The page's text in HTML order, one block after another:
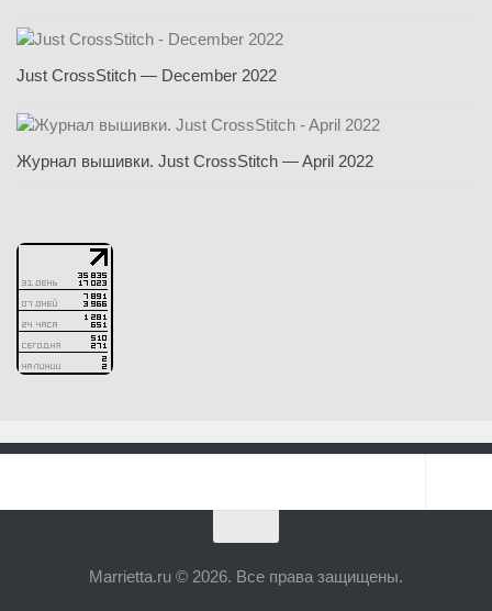
Just CrossStitch — December 2022
Журнал вышивки. Just CrossStitch — April 2022
Marrietta.ru © 2026. Все права защищены.